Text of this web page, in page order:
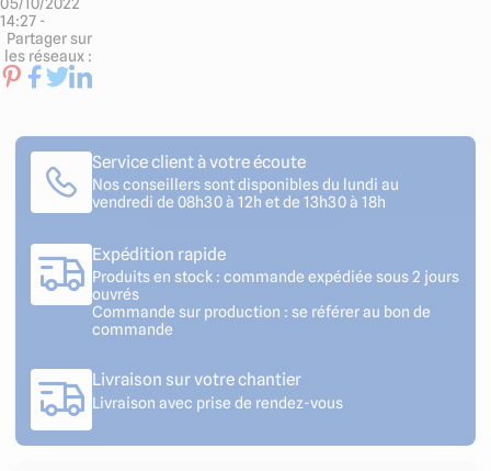
14:27 -
Partager sur
les réseaux :
Service client à votre écoute
Nos conseillers sont disponibles du lundi au
vendredi de 08h30 à 12h et de 13h30 à 18h
Expédition rapide
Produits en stock : commande expédiée sous 2 jours
ouvrés
Commande sur production : se référer au bon de
commande
Livraison sur votre chantier
Livraison avec prise de rendez-vous